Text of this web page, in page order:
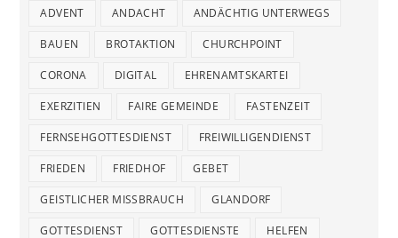
ADVENT ANDACHT ANDÄCHTIG UNTERWEGS
BAUEN BROTAKTION CHURCHPOINT
CORONA DIGITAL EHRENAMTSKARTEI
EXERZITIEN FAIRE GEMEINDE FASTENZEIT
FERNSEHGOTTESDIENST FREIWILLIGENDIENST
FRIEDEN FRIEDHOF GEBET
GEISTLICHER MISSBRAUCH GLANDORF
GOTTESDIENST GOTTESDIENSTE HELFEN